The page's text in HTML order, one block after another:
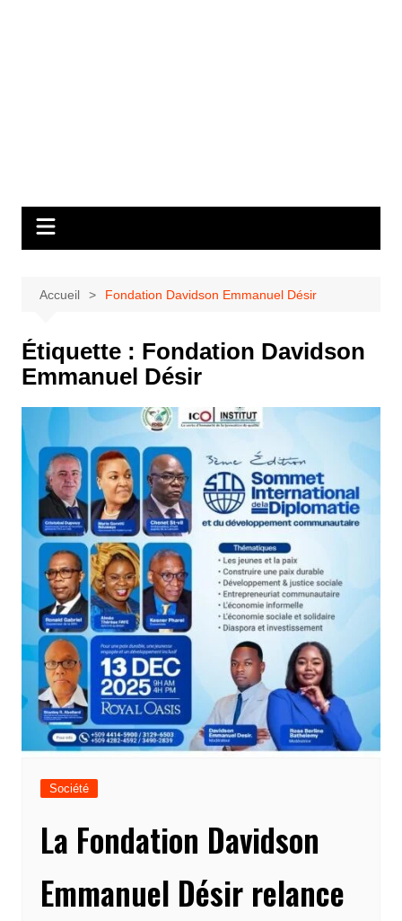
Accueil Fondation Davidson Emmanuel Désir
Étiquette : Fondation Davidson
Emmanuel Désir
Société
La Fondation Davidson
Emmanuel Désir relance